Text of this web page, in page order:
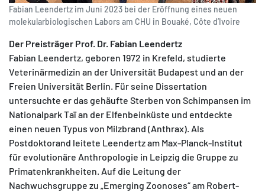
Fabian Leendertz im Juni 2023 bei der Eröffnung eines neuen
molekularbiologischen Labors am CHU in Bouaké, Côte d’Ivoire
Der Preisträger Prof. Dr. Fabian Leendertz
Fabian Leendertz, geboren 1972 in Krefeld, studierte
Veterinärmedizin an der Universität Budapest und an der
Freien Universität Berlin. Für seine Dissertation
untersuchte er das gehäufte Sterben von Schimpansen im
Nationalpark Taï an der Elfenbeinküste und entdeckte
einen neuen Typus von Milzbrand (Anthrax). Als
Postdoktorand leitete Leendertz am Max-Planck-Institut
für evolutionäre Anthropologie in Leipzig die Gruppe zu
Primatenkrankheiten. Auf die Leitung der
Nachwuchsgruppe zu „Emerging Zoonoses“ am Robert-